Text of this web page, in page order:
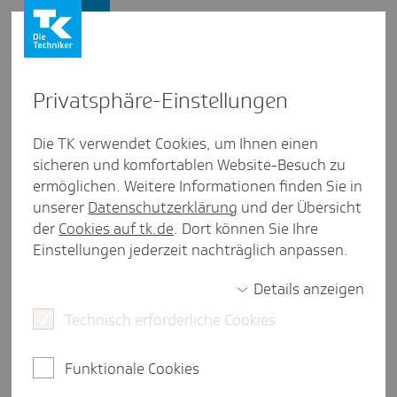
Mehr­heit der Rhein­land-Pfäl­ze­
rinnen und Rhein­land-Pfälzer
sieht Reform­be­darf im deut­
schen Gesund­heits­system
Pres­se­mit­tei­lung aus Rhein­land-Pfalz
Presse und Politik Gesundheitspolitik
Mainz, 4. März 2026.
Die Mehrheit der Menschen in
Rheinland-Pfalz (65 Prozent) bewerten das
Privat­sphäre-Einstel­lungen
Die TK verwendet Cookies, um Ihnen einen
sicheren und komfortablen Website-Besuch zu
ermöglichen. Weitere Informationen finden Sie in
unserer Datenschutzerklärung und der Übersicht
der Cookies auf tk.de. Dort können Sie Ihre
Einstellungen jederzeit nachträglich anpassen.
Details anzeigen
Technisch erforderliche Cookies
Funktionale Cookies